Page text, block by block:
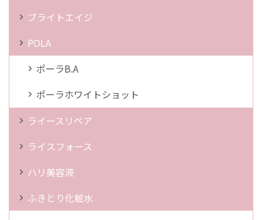
ブライトエイジ
POLA
ポーラB.A
ポーラホワイトショット
ライースリペア
ライスフォース
ハリ美容液
ふきとり化粧水